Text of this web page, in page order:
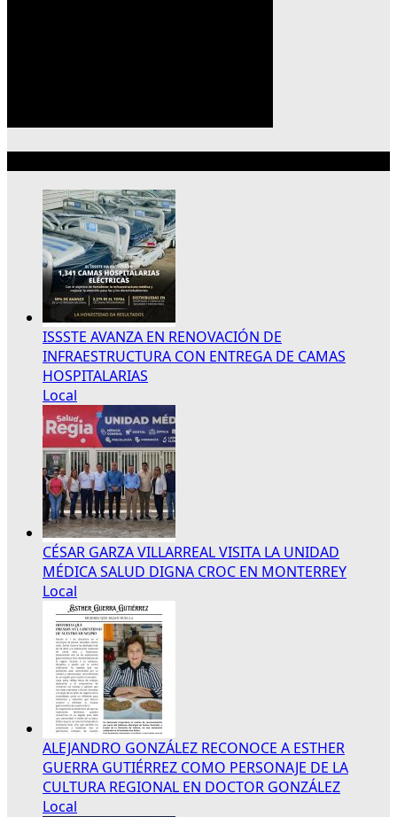
ISSSTE AVANZA EN RENOVACIÓN DE
INFRAESTRUCTURA CON ENTREGA DE CAMAS
HOSPITALARIAS
Local
CÉSAR GARZA VILLARREAL VISITA LA UNIDAD
MÉDICA SALUD DIGNA CROC EN MONTERREY
Local
ALEJANDRO GONZÁLEZ RECONOCE A ESTHER
GUERRA GUTIÉRREZ COMO PERSONAJE DE LA
CULTURA REGIONAL EN DOCTOR GONZÁLEZ
Local